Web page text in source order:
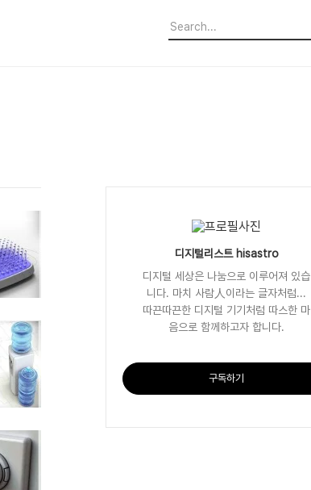
디지털리스트 hisastro
디지털 세상은 나눔으로 이루어져 있습
니다. 마치 사람人이라는 글자처럼...
따끈따끈한 디지털 기기처럼 따스한 마
음으로 함께하고자 합니다.
구독하기